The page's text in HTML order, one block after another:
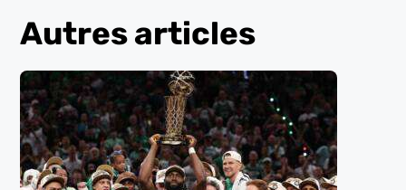
Autres articles